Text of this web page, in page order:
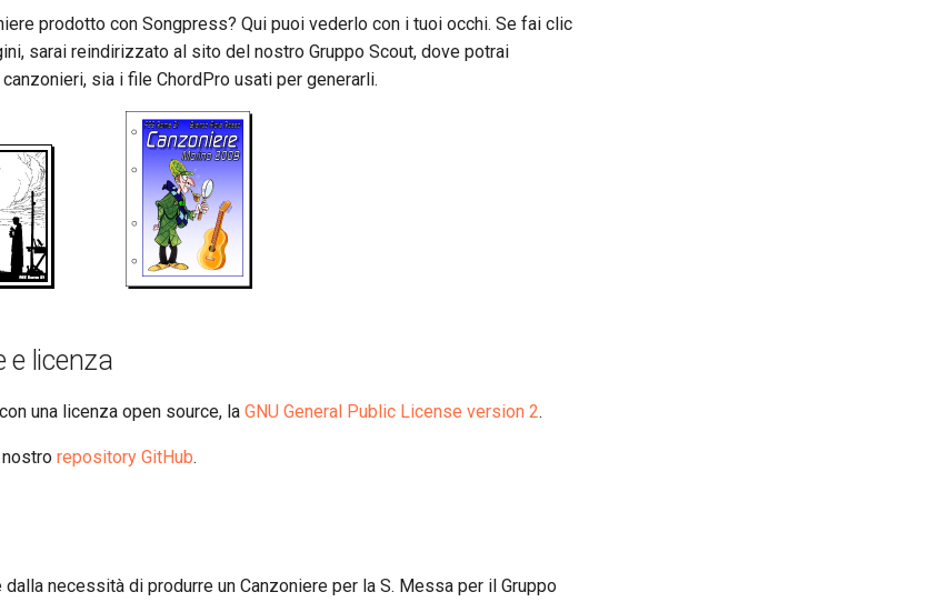
prodotto con Songpress? Qui puoi vederlo con i tuoi occhi. Se fai clic
sarai reindirizzato al sito del nostro Gruppo Scout, dove potrai
sia i file ChordPro usati per generarli.
e licenza
una licenza open source, la GNU General Public License version 2.
repository GitHub.
necessità di produrre un Canzoniere per la S. Messa per il Gruppo